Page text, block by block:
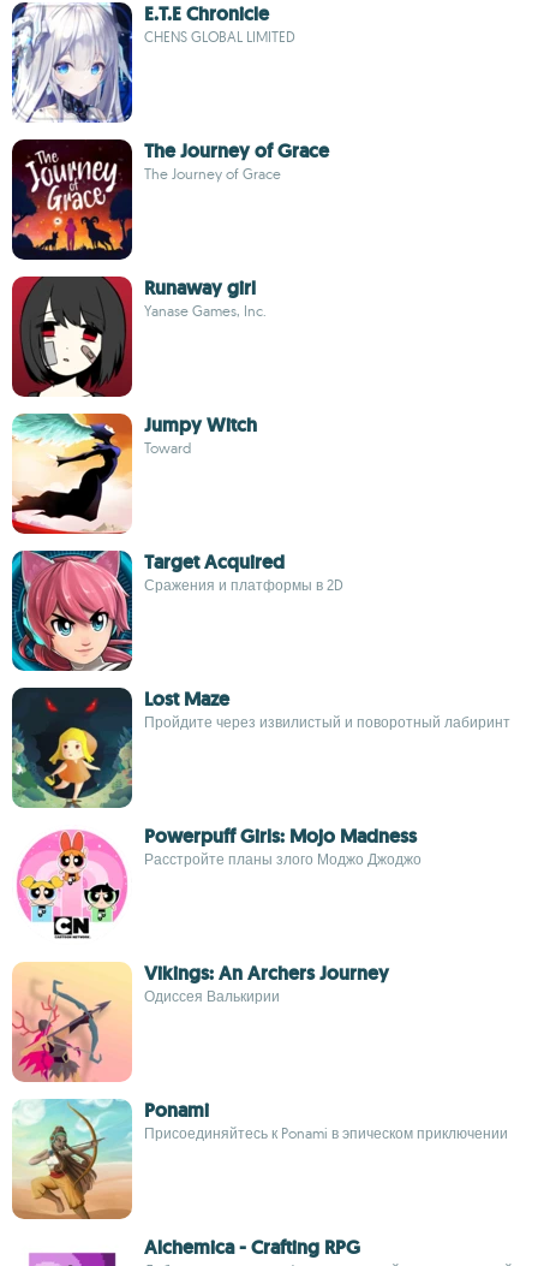
E.T.E Chronicle
CHENS GLOBAL LIMITED
The Journey of Grace
The Journey of Grace
Runaway girl
Yanase Games, Inc.
Jumpy Witch
Toward
Target Acquired
Сражения и платформы в 2D
Lost Maze
Пройдите через извилистый и поворотный лабиринт
Powerpuff Girls: Mojo Madness
Расстройте планы злого Моджо Джоджо
Vikings: An Archers Journey
Одиссея Валькирии
Ponami
Присоединяйтесь к Ponami в эпическом приключении
Alchemica - Crafting RPG